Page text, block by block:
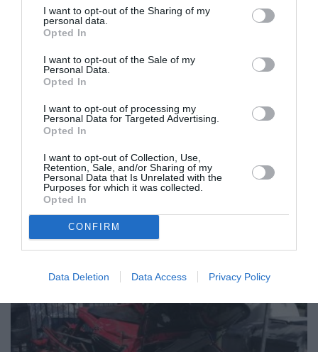
I want to opt-out of the Sharing of my
personal data.
Opted In
I want to opt-out of the Sale of my
Personal Data.
Opted In
I want to opt-out of processing my
Personal Data for Targeted Advertising.
Opted In
I want to opt-out of Collection, Use,
Retention, Sale, and/or Sharing of my
Personal Data that Is Unrelated with the
Purposes for which it was collected.
Opted In
CONFIRM
Data Deletion Data Access Privacy Policy
6ο Σύστημα Αεροπροσκόπων
Καλαμάτας: Μονοήμερη εκδρομή
09/06/2021 21:43
Μονοήμερη εκδρομή στον Άγιο Φλώρο
πραγματοποίησε την περασμένη Κυριακή η αγέλη
του 6ου Συστήματος Αεροπροσκόπων Καλαμάτας,
την πρώτη...